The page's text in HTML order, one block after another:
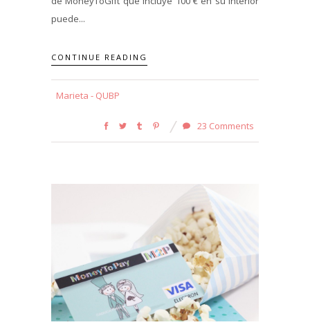
puede...
CONTINUE READING
Marieta - QUBP
23 Comments